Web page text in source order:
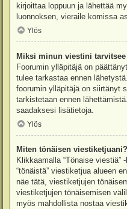
kirjoittaa loppuun ja lähettää
luonnoksen, vieraile komissa
Ylös
Miksi minun viestini
Foorumin ylläpitäjä on
tulee tarkastaa ennen
foorumin ylläpitäjä on siirtänyt
tarkistetaan ennen
saadaksesi lisätietoja.
Ylös
Miten tönäisen viestiketjuani?
Klikkaamalla “Tönaise
“tönäistä” viestiketjua alueen
näe tätä, viestiketjujen
viestiketjujen tönäisemisen
myös mahdollista nostaa